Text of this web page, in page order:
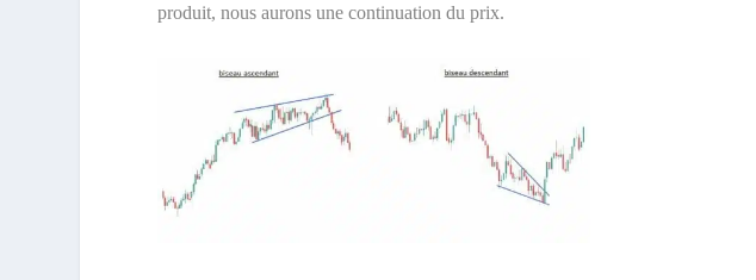
produit, nous aurons une continuation du prix.